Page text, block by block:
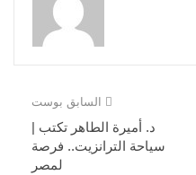
السابق بوست
د. أميرة الطاهر تكتب |
سياحة الترانزيت.. فرصة
لمصر